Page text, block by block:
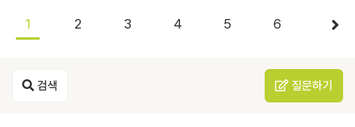
1 2 3 4 5 6
검색 질문하기